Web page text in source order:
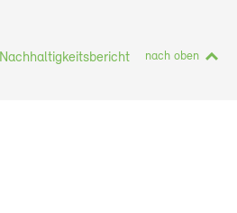
Nachhaltigkeitsbericht nach oben